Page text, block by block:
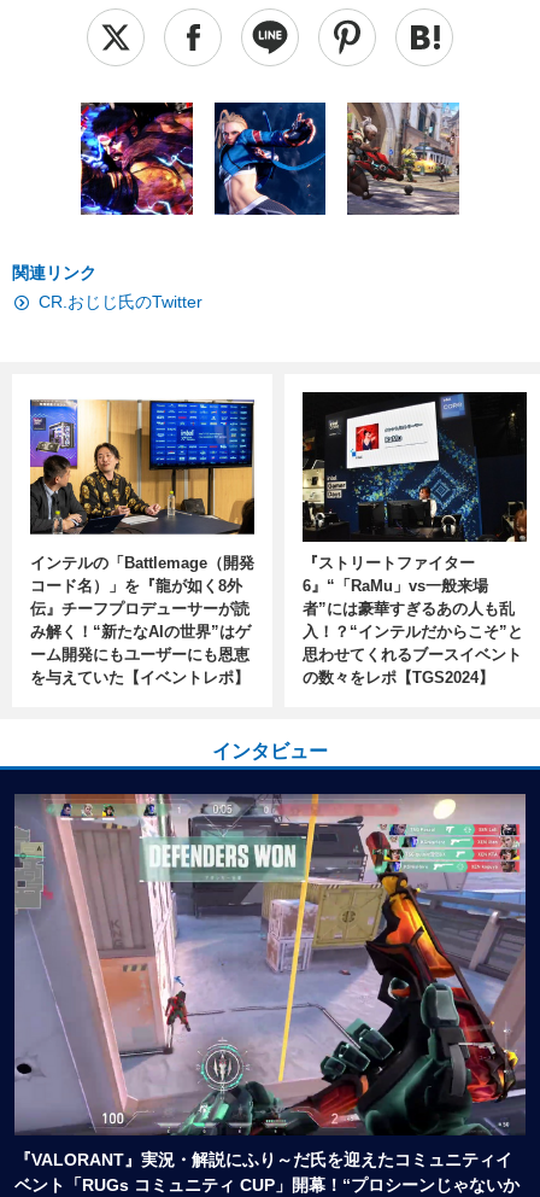
関連リンク
CR.おじじ氏のTwitter
インテルの「Battlemage（開発
コード名）」を『龍が如く8外
伝』チーフプロデューサーが読
み解く！“新たなAIの世界”はゲ
ーム開発にもユーザーにも恩恵
を与えていた【イベントレポ】
『ストリートファイター
6』“「RaMu」vs一般来場
者”には豪華すぎるあの人も乱
入！？“インテルだからこそ”と
思わせてくれるブースイベント
の数々をレポ【TGS2024】
インタビュー
『VALORANT』実況・解説にふり～だ氏を迎えたコミュニティイ
ベント「RUGs コミュニティ CUP」開幕！“プロシーンじゃないか